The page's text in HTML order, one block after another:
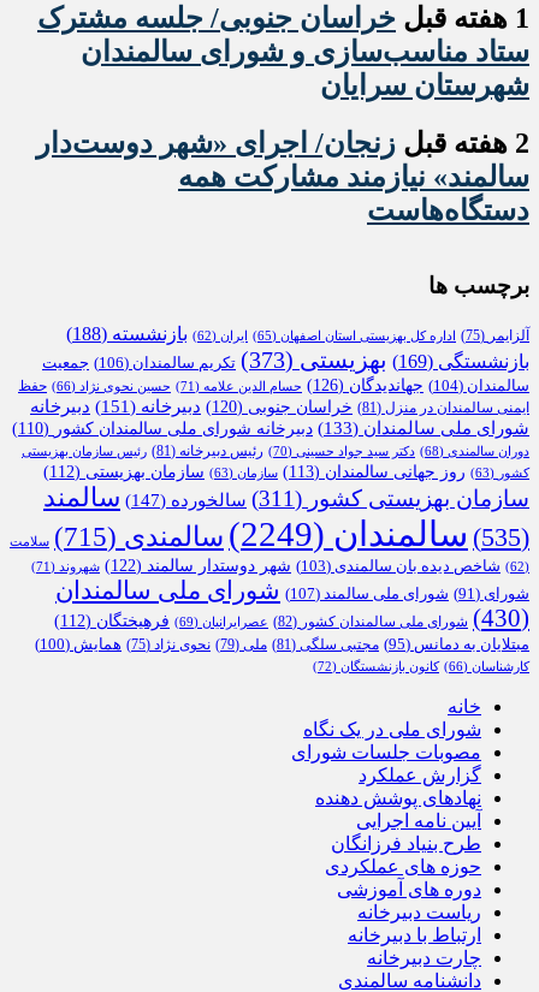
1 هفته قبل
خراسان جنوبی/ جلسه مشترک
ستاد مناسب‌سازی و شورای سالمندان
شهرستان سرایان
2 هفته قبل
زنجان/ اجرای «شهر دوست‌دار
سالمند» نیازمند مشارکت همه
دستگاه‌هاست
برچسب ها
آلزایمر (75) اداره کل بهزیستی استان اصفهان (65) ایران (62) بازنشسته (188)
بازنشستگی (169) بهزیستی (373) تکریم سالمندان (106)
جمعیت
سالمندان (104) جهاندیدگان (126) حسام الدین علامه (71) حسین نحوی نژاد (66)
حفظ
ایمنی سالمندان در منزل (81) خراسان جنوبی (120) دبیرخانه (151)
دبیرخانه
شورای ملی سالمندان (133) دبیرخانه شورای ملی سالمندان کشور (110)
دوران سالمندی (68) دکتر سید جواد حسینی (70) رئیس دبیرخانه (81)
رئیس سازمان بهزیستی
کشور (63) روز جهانی سالمندان (113) سازمان (63) سازمان بهزیستی (112)
سازمان بهزیستی کشور (311) سالخورده (147)
سالمند
(535)
سالمندان (2249) سالمندی (715)
سلامت
(62)
شاخص دیده بان سالمندی (103) شهر دوستدار سالمند (122) شهروند (71)
شورای (91) شورای ملی سالمند (107)
شورای ملی سالمندان
(430)
شورای ملی سالمندان کشور (82) عصرایرانیان (69) فرهیختگان (112)
مبتلایان به دمانس (95) مجتبی سلگی (81) ملی (79) نحوی نژاد (75) همایش (100)
کارشناسان (66) کانون بازنشستگان (72)
خانه
شورای ملی در یک نگاه
مصوبات جلسات شورای
گزارش عملکرد
نهادهای پوشش دهنده
آیین نامه اجرایی
طرح بنیاد فرزانگان
حوزه های عملکردی
دوره های آموزشی
ریاست دبیرخانه
ارتباط با دبیرخانه
چارت دبیرخانه
دانشنامه سالمندی